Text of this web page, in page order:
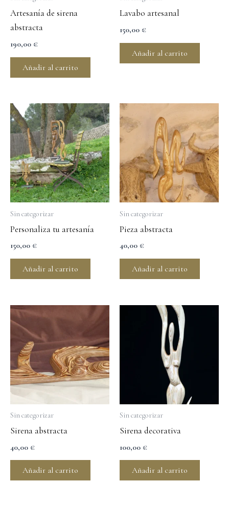
Artesanía de sirena
abstracta
190,00 €
Añadir al carrito
Lavabo artesanal
150,00 €
Añadir al carrito
Sin categorizar
Personaliza tu artesanía
150,00 €
Añadir al carrito
Sin categorizar
Pieza abstracta
40,00 €
Añadir al carrito
Sin categorizar
Sirena abstracta
40,00 €
Añadir al carrito
Sin categorizar
Sirena decorativa
100,00 €
Añadir al carrito